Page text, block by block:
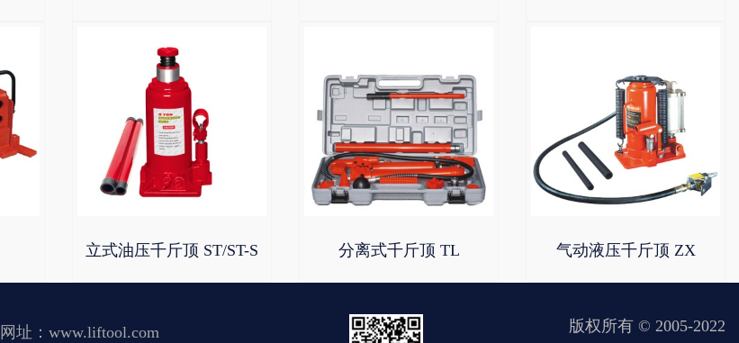
立式油压千斤顶 ST/ST-S 分离式千斤顶 TL 气动液压千斤顶 ZX
网址：www.liftool.com 版权所有 © 2005-2022